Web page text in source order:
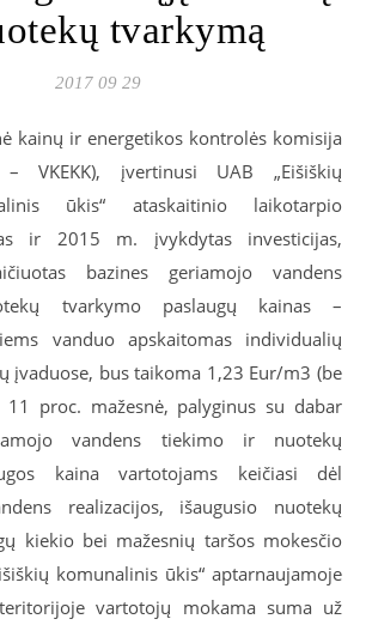
tvarkymą
2017 09 29
kainų ir energetikos kontrolės komisija
VKEKK), įvertinusi UAB „Eišiškių
ūkis“ ataskaitinio laikotarpio
ir 2015 m. įvykdytas investicijas,
bazines geriamojo vandens
tvarkymo paslaugų kainas –
vanduo apskaitomas individualių
įvaduose, bus taikoma 1,23 Eur/m3 (be
proc. mažesnė, palyginus su dabar
vandens tiekimo ir nuotekų
kaina vartotojams keičiasi dėl
realizacijos, išaugusio nuotekų
kiekio bei mažesnių taršos mokesčio
komunalinis ūkis“ aptarnaujamoje
vartotojų mokama suma už